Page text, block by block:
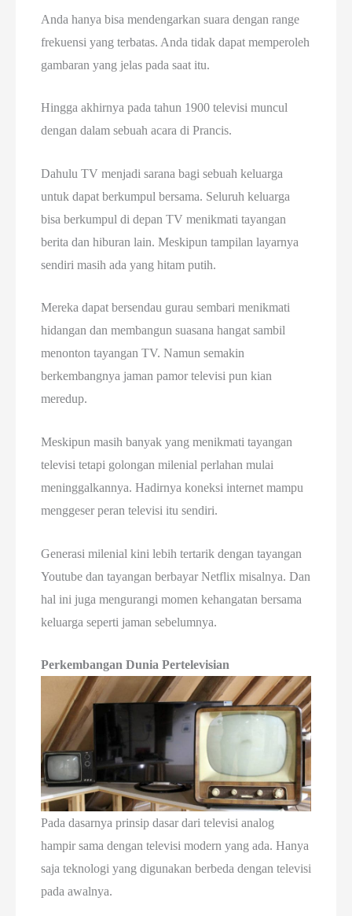
Anda hanya bisa mendengarkan suara dengan range
frekuensi yang terbatas. Anda tidak dapat memperoleh
gambaran yang jelas pada saat itu.
Hingga akhirnya pada tahun 1900 televisi muncul
dengan dalam sebuah acara di Prancis.
Dahulu TV menjadi sarana bagi sebuah keluarga
untuk dapat berkumpul bersama. Seluruh keluarga
bisa berkumpul di depan TV menikmati tayangan
berita dan hiburan lain. Meskipun tampilan layarnya
sendiri masih ada yang hitam putih.
Mereka dapat bersendau gurau sembari menikmati
hidangan dan membangun suasana hangat sambil
menonton tayangan TV. Namun semakin
berkembangnya jaman pamor televisi pun kian
meredup.
Meskipun masih banyak yang menikmati tayangan
televisi tetapi golongan milenial perlahan mulai
meninggalkannya. Hadirnya koneksi internet mampu
menggeser peran televisi itu sendiri.
Generasi milenial kini lebih tertarik dengan tayangan
Youtube dan tayangan berbayar Netflix misalnya. Dan
hal ini juga mengurangi momen kehangatan bersama
keluarga seperti jaman sebelumnya.
Perkembangan Dunia Pertelevisian
Pada dasarnya prinsip dasar dari televisi analog
hampir sama dengan televisi modern yang ada. Hanya
saja teknologi yang digunakan berbeda dengan televisi
pada awalnya.